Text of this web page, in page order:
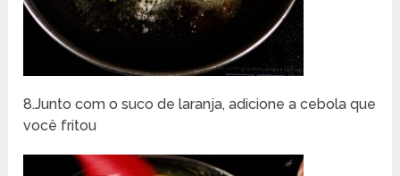
8.Junto com o suco de laranja, adicione a cebola que
você fritou